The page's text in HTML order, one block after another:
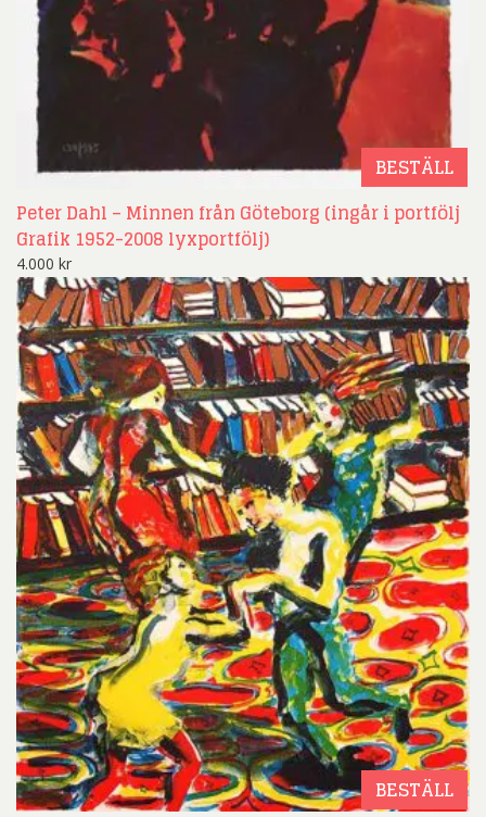
BESTÄLL
Peter Dahl – Minnen från Göteborg (ingår i portfölj
Grafik 1952-2008 lyxportfölj)
4.000 kr
BESTÄLL